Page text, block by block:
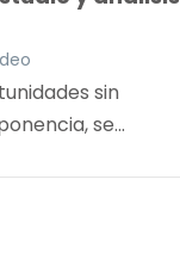
sin
se...